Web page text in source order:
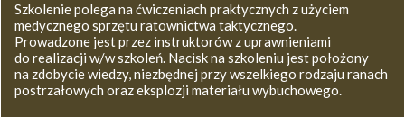
Szkolenie polega na ćwiczeniach praktycznych z użyciem
medycznego sprzętu ratownictwa taktycznego.
Prowadzone jest przez instruktorów z uprawnieniami
do realizacji w/w szkoleń. Nacisk na szkoleniu jest położony
na zdobycie wiedzy, niezbędnej przy wszelkiego rodzaju ranach
postrzałowych oraz eksplozji materiału wybuchowego.